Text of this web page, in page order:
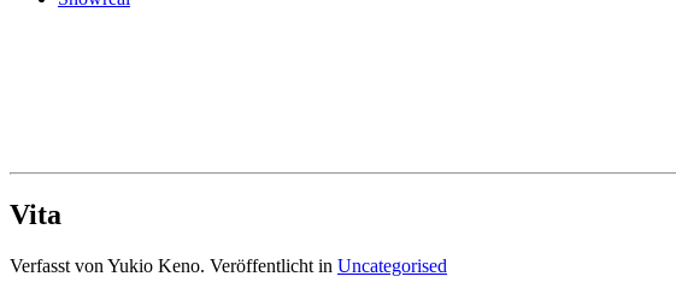
Vita
Verfasst von Yukio Keno. Veröffentlicht in Uncategorised